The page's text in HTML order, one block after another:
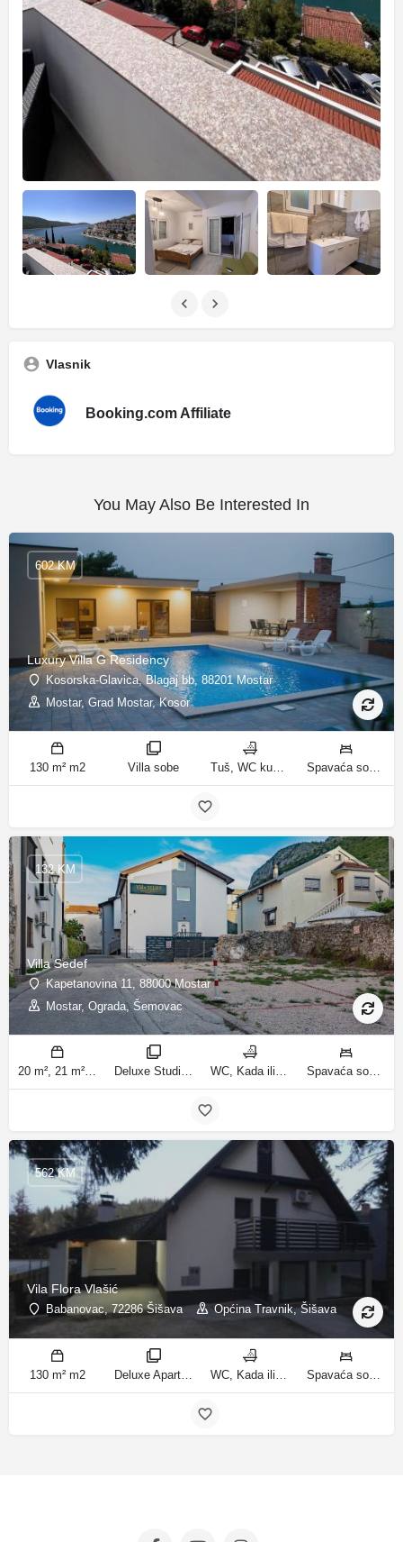
Vlasnik
Booking.com Affiliate
You May Also Be Interested In
Luxury Villa G Residency
Kosorska-Glavica, Blagaj bb, 88201 Mostar
Mostar, Grad Mostar, Kosor
602 KM
130 m² m2 Villa sobe Tuš, WC kupatila Spavaća soba 1: 1 bračni krevet | Spavaća soba 2: 2 kreveta za jednu osobu | Spavaća soba 3: 1 bračni krevet | Spavaća soba 4: 2 kreveta za jednu osobu | Dnevni boravak: 1 kauč na razvlačenje ležaja
Villa Sedef
Kapetanovina 11, 88000 Mostar
Mostar, Ograda, Šemovac
132 KM
20 m², 21 m², 31 m², 30 m² m2 Deluxe Studio, Studio sa balkonom, Apartman, Deluxe jednosobni apartman, Apartman sa balkonom sobe WC, Kada ili tuš kupatila Spavaća soba 1: 1 bračni krevet | Dnevni boravak: 1 kauč na razvlačenje | Spavaća soba 1: 1 francuski bračni krevet ležaja
Vila Flora Vlašić
Babanovac, 72286 Šišava Općina Travnik, Šišava
562 KM
130 m² m2 Deluxe Apartment sobe WC, Kada ili tuš kupatila Spavaća soba 1: 1 francuski bračni krevet | Spavaća soba 2: 1 francuski bračni krevet | Spavaća soba 3: 1 krevet za jednu osobu | Spavaća soba 4: 1 krevet za jednu osobu | Spavaća soba 5: 1 krevet na kat | Spavaća soba 6: 2 kreveta za jednu osobu | Dnevni boravak: 1 kauč na razvlačenje ležaja